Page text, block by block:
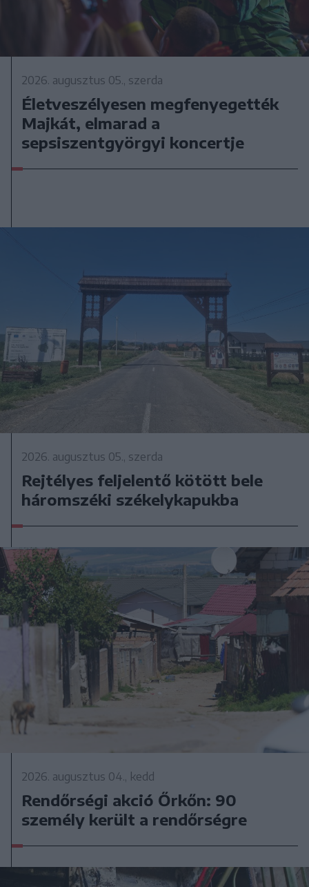
2026. augusztus 05., szerda
Életveszélyesen megfenyegették
Majkát, elmarad a
sepsiszentgyörgyi koncertje
2026. augusztus 05., szerda
Rejtélyes feljelentő kötött bele
háromszéki székelykapukba
2026. augusztus 04., kedd
Rendőrségi akció Őrkőn: 90
személy került a rendőrségre